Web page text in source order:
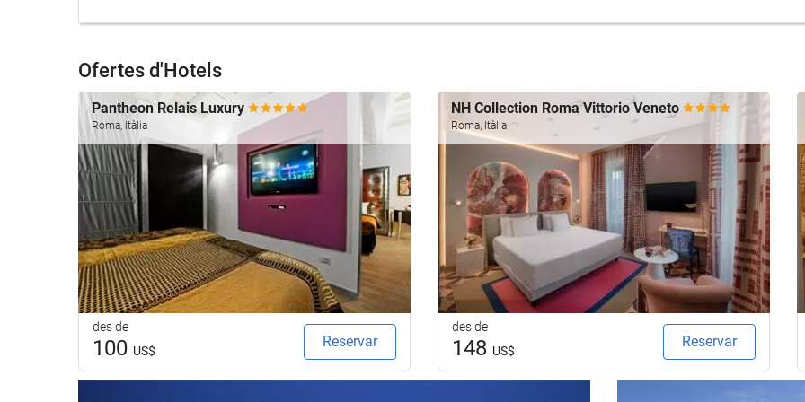
Ofertes d'Hotels
Pantheon Relais Luxury
Roma, Itàlia
des de
100 US$
Reservar
NH Collection Roma Vittorio Veneto
Roma, Itàlia
des de
148 US$
Reservar